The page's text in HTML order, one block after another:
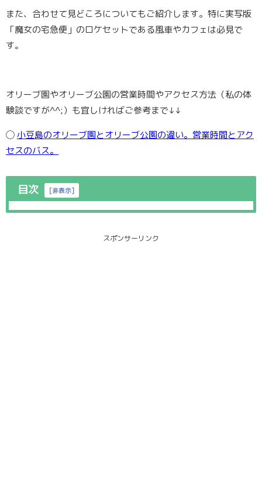
また、合わせて見どころについてもご紹介します。特に実写版
「魔女の宅急便」のロケセットである風車やカフェは必見で
す。
オリーブ園やオリーブ公園の営業時間やアクセス方法（私の体
験談ですが^^;）も宜しければご参考まで↓↓
◯小豆島のオリーブ園とオリーブ公園の違い。営業時間とアク
セスのバス。
目次 [非表示]
スポンサーリンク